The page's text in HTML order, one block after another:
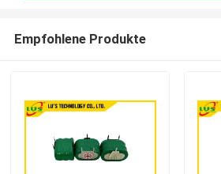
Empfohlene Produkte